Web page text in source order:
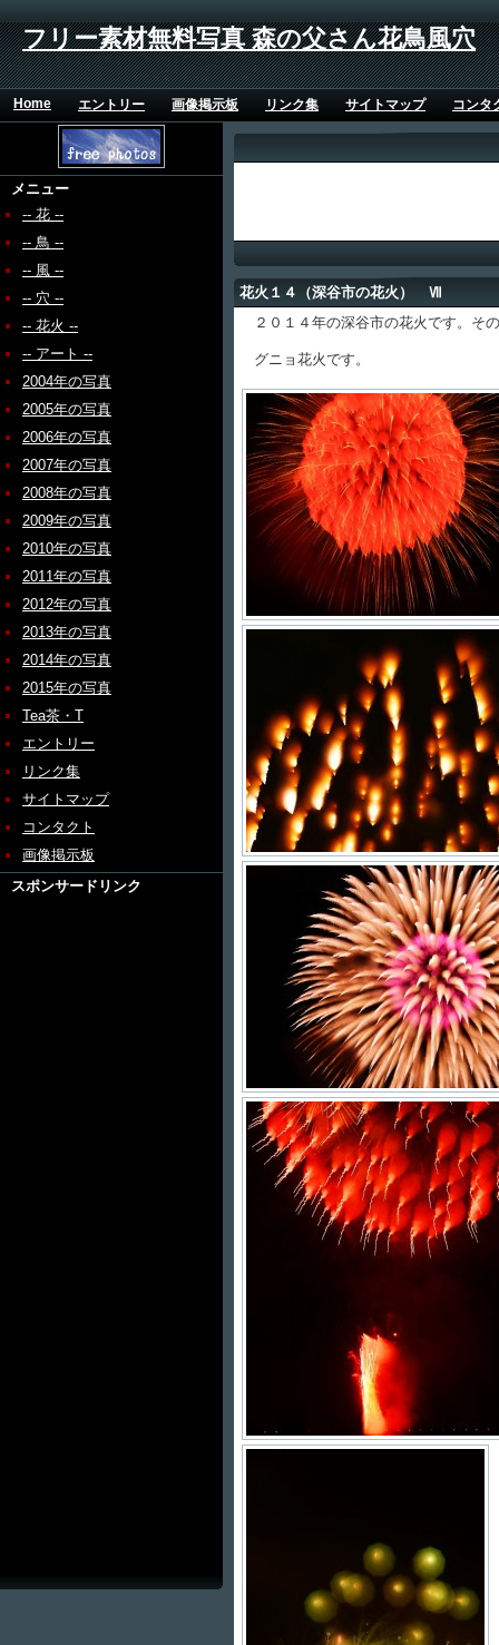
フリー素材無料写真 森の父さん花鳥風穴
Home エントリー 画像掲示板 リンク集 サイトマップ コンタ
メニュー
-- 花 --
-- 鳥 --
-- 風 --
-- 穴 --
-- 花火 --
-- アート --
2004年の写真
2005年の写真
2006年の写真
2007年の写真
2008年の写真
2009年の写真
2010年の写真
2011年の写真
2012年の写真
2013年の写真
2014年の写真
2015年の写真
Tea茶・T
エントリー
リンク集
サイトマップ
コンタクト
画像掲示板
スポンサードリンク
花火１４（深谷市の花火） Ⅶ
２０１４年の深谷市の花火です。そ
グニョ花火です。